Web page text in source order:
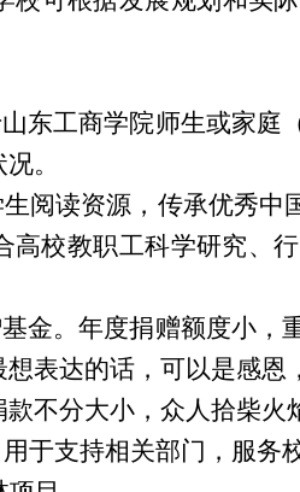
东工商学院师生或家
。
阅读资源，传承优秀
高校教职工科学研究、
金。年度捐赠额度小
表达的话，可以是感
不分大小，众人拾柴
于支持相关部门，服务